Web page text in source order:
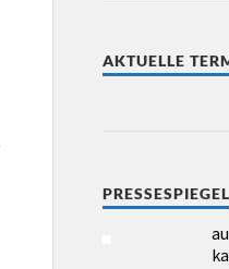
AKTUELLE
PRESSESPIEGEL